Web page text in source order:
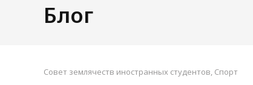
Блог
Совет землячеств иностранных студентов, Спорт